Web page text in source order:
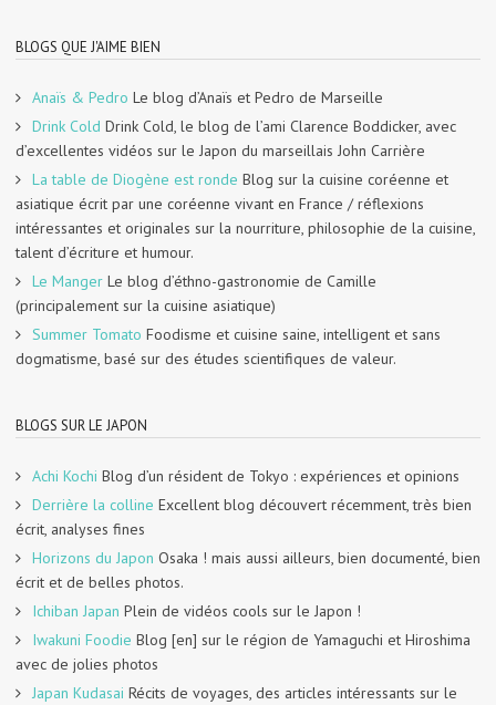
BLOGS QUE J'AIME BIEN
Anaïs & Pedro Le blog d’Anaïs et Pedro de Marseille
Drink Cold Drink Cold, le blog de l’ami Clarence Boddicker, avec
d’excellentes vidéos sur le Japon du marseillais John Carrière
La table de Diogène est ronde Blog sur la cuisine coréenne et
asiatique écrit par une coréenne vivant en France / réflexions
intéressantes et originales sur la nourriture, philosophie de la cuisine,
talent d’écriture et humour.
Le Manger Le blog d’éthno-gastronomie de Camille
(principalement sur la cuisine asiatique)
Summer Tomato Foodisme et cuisine saine, intelligent et sans
dogmatisme, basé sur des études scientifiques de valeur.
BLOGS SUR LE JAPON
Achi Kochi Blog d’un résident de Tokyo : expériences et opinions
Derrière la colline Excellent blog découvert récemment, très bien
écrit, analyses fines
Horizons du Japon Osaka ! mais aussi ailleurs, bien documenté, bien
écrit et de belles photos.
Ichiban Japan Plein de vidéos cools sur le Japon !
Iwakuni Foodie Blog [en] sur le région de Yamaguchi et Hiroshima
avec de jolies photos
Japan Kudasai Récits de voyages, des articles intéressants sur le